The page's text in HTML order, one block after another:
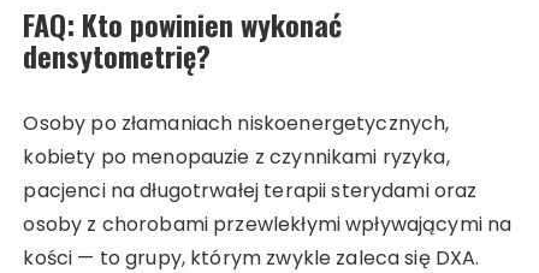
FAQ: Kto powinien wykonać
densytometrię?
Osoby po złamaniach niskoenergetycznych,
kobiety po menopauzie z czynnikami ryzyka,
pacjenci na długotrwałej terapii sterydami oraz
osoby z chorobami przewlekłymi wpływającymi na
kości — to grupy, którym zwykle zaleca się DXA.